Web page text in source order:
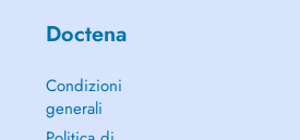
Doctena
Condizioni
generali